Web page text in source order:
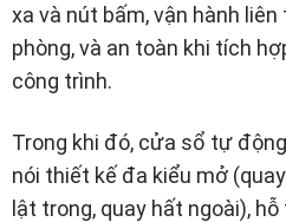
xa và nút bấm, vận hành
phòng, và an toàn khi tích
công trình.
Trong khi đó, cửa sổ tự
nói thiết kế đa kiểu mở
lật trong, quay hất ngoài),